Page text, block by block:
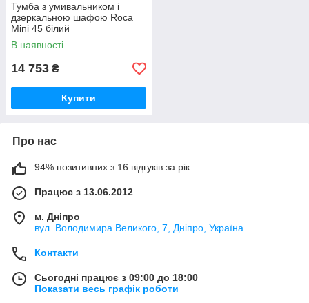
Тумба з умивальником і
дзеркальною шафою Roca
Mini 45 білий
В наявності
14 753 ₴
Купити
Про нас
94% позитивних з 16 відгуків за рік
Працює з 13.06.2012
м. Дніпро
вул. Володимира Великого, 7, Дніпро, Україна
Контакти
Сьогодні працює з 09:00 до 18:00
Показати весь графік роботи